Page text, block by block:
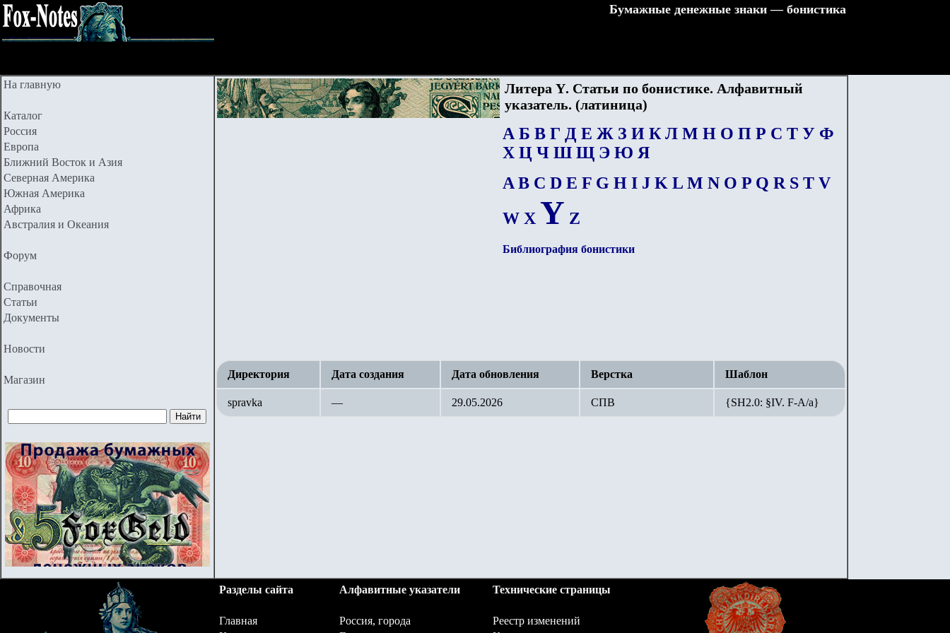
Бумажные денежные знаки — бонистика
На главную
Каталог
Россия
Европа
Ближний Восток и Азия
Северная Америка
Южная Америка
Африка
Австралия и Океания
Форум
Справочная
Статьи
Документы
Новости
Магазин
Литера Y. Статьи по бонистике. Алфавитный
указатель. (латиница)
А Б В Г Д Е Ж З И К Л М Н О П Р С Т У Ф
Х Ц Ч Ш Щ Э Ю Я
A B C D E F G H I J K L M N O P Q R S T V
W X Y Z
Библиография бонистики
Директория Дата создания Дата обновления Верстка Шаблон
spravka — 29.05.2026 СПВ {SH2.0: §IV. F-А/а}
Разделы сайта Алфавитные указатели Технические страницы
Главная Россия, города
Реестр изменений